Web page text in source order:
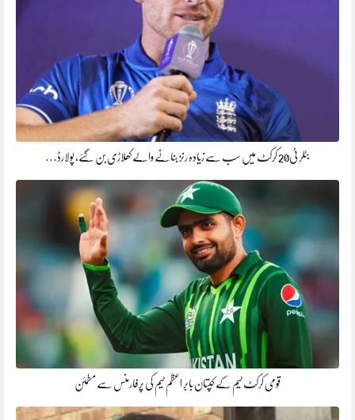
بٹلر ٹی20 کرکٹ میں سب سے زیادہ رنز بنانے والے کھلاڑی بن گئے، پولارڈ…
قومی کرکٹ ٹیم کے کپتان بابر اعظم ٹیم کی پرفارمنس سے مطمئن